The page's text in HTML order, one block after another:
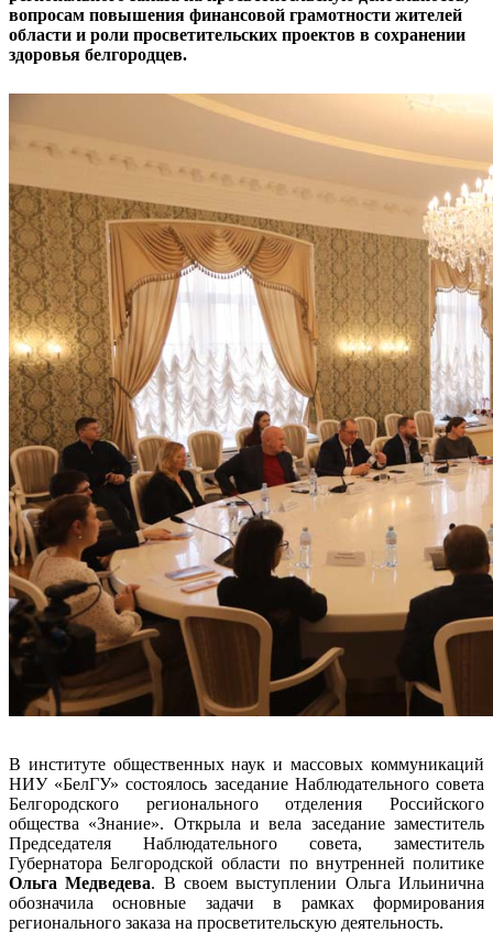
вопросам повышения финансовой грамотности жителей
области и роли просветительских проектов в сохранении
здоровья белгородцев.
В институте общественных наук и массовых коммуникаций
НИУ «БелГУ» состоялось заседание Наблюдательного совета
Белгородского регионального отделения Российского
общества «Знание». Открыла и вела заседание заместитель
Председателя Наблюдательного совета, заместитель
Губернатора Белгородской области по внутренней политике
Ольга Медведева. В своем выступлении Ольга Ильинична
обозначила основные задачи в рамках формирования
регионального заказа на просветительскую деятельность.